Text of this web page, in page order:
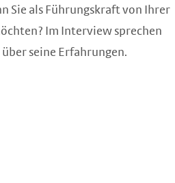
Sie als Führungskraft von Ihrer
Im Interview sprechen
seine Erfahrungen.